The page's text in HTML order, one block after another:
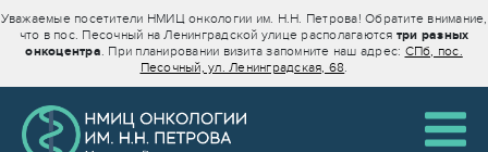
Уважаемые посетители НМИЦ онкологии им. Н.Н. Петрова! Обратите внимание,
что в пос. Песочный на Ленинградской улице располагаются три разных
онкоцентра. При планировании визита запомните наш адрес: СПб, пос.
Песочный, ул. Ленинградская, 68.